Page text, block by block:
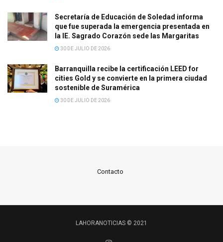
Secretaría de Educación de Soledad informa
que fue superada la emergencia presentada en
la IE. Sagrado Corazón sede las Margaritas
30 DE JULIO DE 2026
Barranquilla recibe la certificación LEED for
cities Gold y se convierte en la primera ciudad
sostenible de Suramérica
30 DE JULIO DE 2026
Contacto
LAHORANOTICIAS © 2021